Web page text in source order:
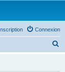
Connexion